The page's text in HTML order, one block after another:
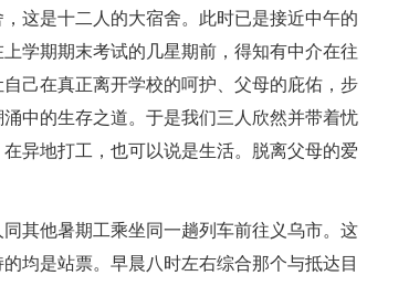
这是十二人的大宿舍。此时已是接近中午的
学期期末考试的几星期前，得知有中介在往
己在真正离开学校的呵护、父母的庇佑，步
中的生存之道。于是我们三人欣然并带着忧
异地打工，也可以说是生活。脱离父母的爱
其他暑期工乘坐同一趟列车前往义乌市。这
均是站票。早晨八时左右综合那个与抵达目